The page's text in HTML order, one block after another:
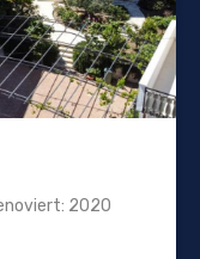
2020